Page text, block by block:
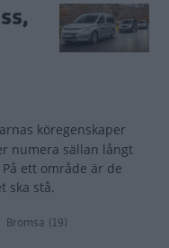
köregenskaper
numera sällan långt
ett område är de
ska stå.
Bromsa (19)